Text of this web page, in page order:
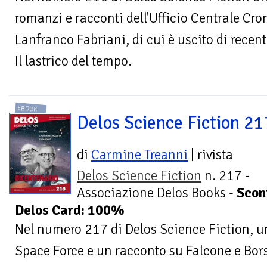
romanzi e racconti dell'Ufficio Centrale
Lanfranco Fabriani, di cui è uscito di
Il lastrico del tempo.
EBOOK
Delos Science Fiction
di Carmine Treanni | rivista
Delos Science Fiction n. 217 -
Associazione Delos Books -
Delos Card: 100%
Nel numero 217 di Delos Science Fiction,
Space Force e un racconto su Falcone e